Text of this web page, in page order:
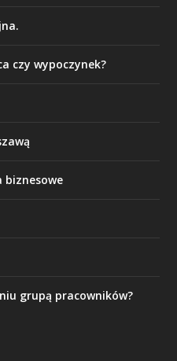
czy wypoczynek?
biznesowe
grupą pracowników?